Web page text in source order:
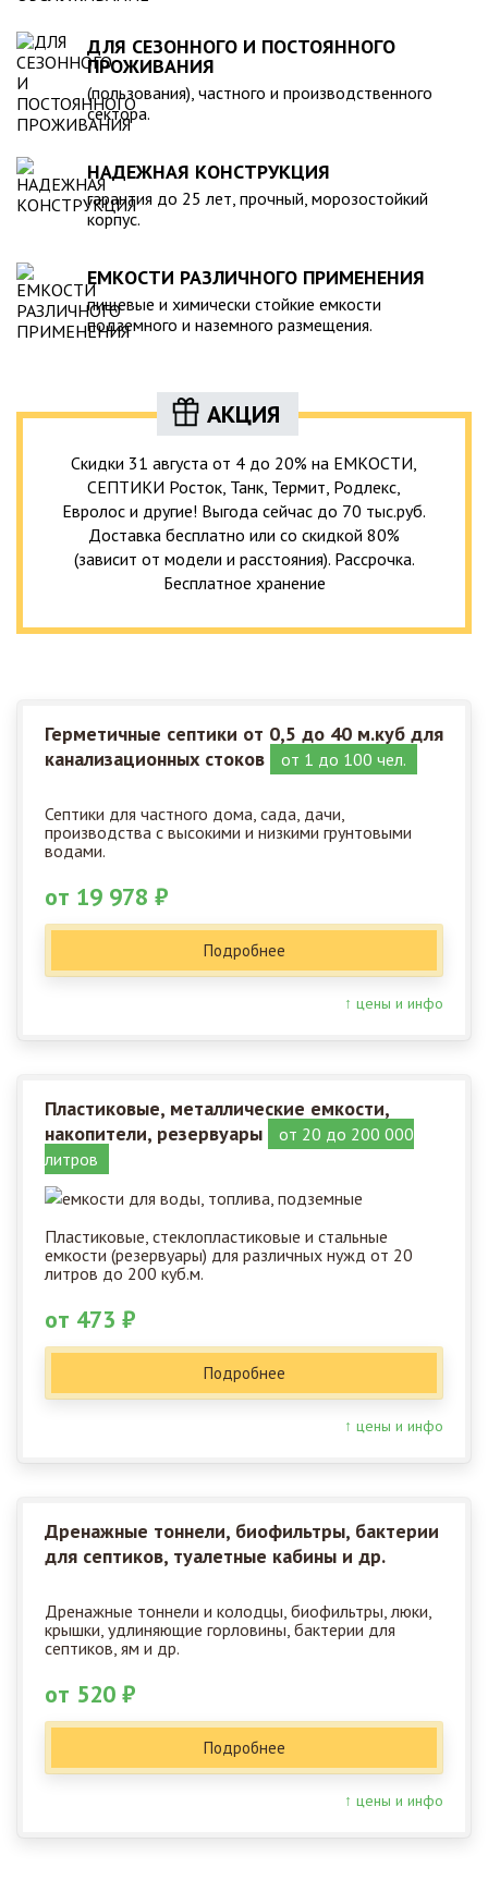
ДЛЯ СЕЗОННОГО И ПОСТОЯННОГО
ПРОЖИВАНИЯ
(пользования), частного и производственного
сектора.
НАДЕЖНАЯ КОНСТРУКЦИЯ
гарантия до 25 лет, прочный, морозостойкий
корпус.
ЕМКОСТИ РАЗЛИЧНОГО ПРИМЕНЕНИЯ
пищевые и химически стойкие емкости
подземного и наземного размещения.
АКЦИЯ
Скидки 31 августа от 4 до 20% на ЕМКОСТИ,
СЕПТИКИ Росток, Танк, Термит, Родлекс,
Евролос и другие! Выгода сейчас до 70 тыс.руб.
Доставка бесплатно или со скидкой 80%
(зависит от модели и расстояния). Рассрочка.
Бесплатное хранение
Герметичные септики от 0,5 до 40 м.куб для
канализационных стоков
от 1 до 100 чел.
Септики для частного дома, сада, дачи,
производства с высокими и низкими грунтовыми
водами.
от 19 978 ₽
Подробнее
↑ цены и инфо
Пластиковые, металлические емкости,
накопители, резервуары
от 20 до 200 000
литров
Пластиковые, стеклопластиковые и стальные
емкости (резервуары) для различных нужд от 20
литров до 200 куб.м.
от 473 ₽
Подробнее
↑ цены и инфо
Дренажные тоннели, биофильтры, бактерии
для септиков, туалетные кабины и др.
Дренажные тоннели и колодцы, биофильтры, люки,
крышки, удлиняющие горловины, бактерии для
септиков, ям и др.
от 520 ₽
Подробнее
↑ цены и инфо